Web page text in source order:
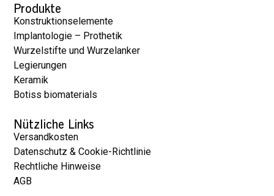
Produkte
Konstruktionselemente
Implantologie – Prothetik
Wurzelstifte und Wurzelanker
Legierungen
Keramik
Botiss biomaterials
Nützliche Links
Versandkosten
Datenschutz & Cookie-Richtlinie
Rechtliche Hinweise
AGB